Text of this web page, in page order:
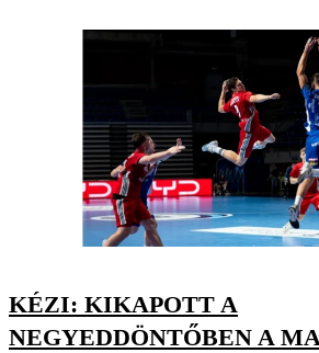
KÉZI: KIKAPOTT A
NEGYEDDÖNTŐBEN A